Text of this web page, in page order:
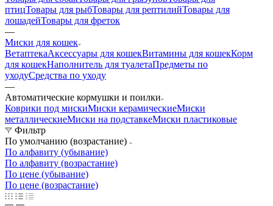
птицТовары для рыбТовары для рептилийТовары для
лошадейТовары для фреток
—
Миски для кошек
ВетаптекаАксессуары для кошекВитамины для кошекКорм
для кошекНаполнитель для туалетаПредметы по
уходуСредства по уходу
—
Автоматические кормушки и поилки
Коврики под мискиМиски керамическиеМиски
металлическиеМиски на подставкеМиски пластиковые
Фильтр
По умолчанию (возрастание)
По алфавиту (убывание)
По алфавиту (возрастание)
По цене (убывание)
По цене (возрастание)